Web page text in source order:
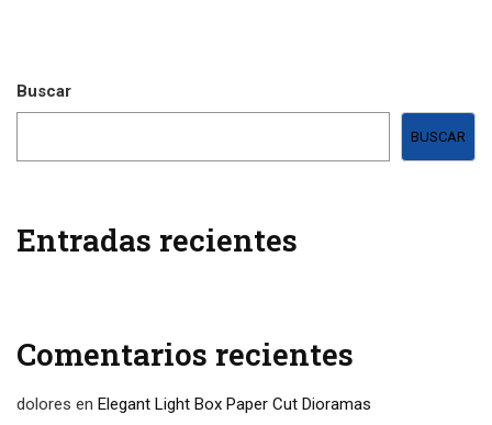
Buscar
BUSCAR
Entradas recientes
Comentarios recientes
dolores en Elegant Light Box Paper Cut Dioramas